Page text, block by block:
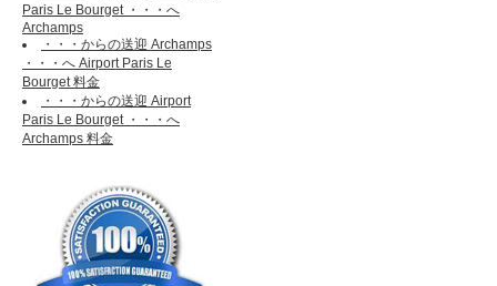
Paris Le Bourget ・・・へ
Archamps
・・・からの送迎 Archamps
・・・へ Airport Paris Le
Bourget 料金
・・・からの送迎 Airport
Paris Le Bourget ・・・へ
Archamps 料金